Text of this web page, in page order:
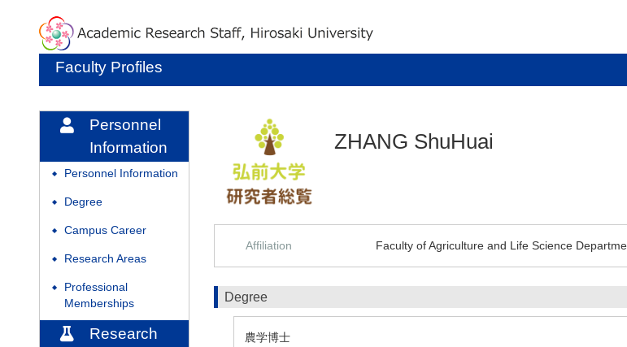
Faculty Profiles
Personnel
Information
◆ Personnel Information
◆ Degree
◆ Campus Career
◆ Research Areas
◆
Professional
Memberships
Research
ZHANG ShuHuai
Affiliation Faculty of Agriculture and Life Science
Degree
農学博士